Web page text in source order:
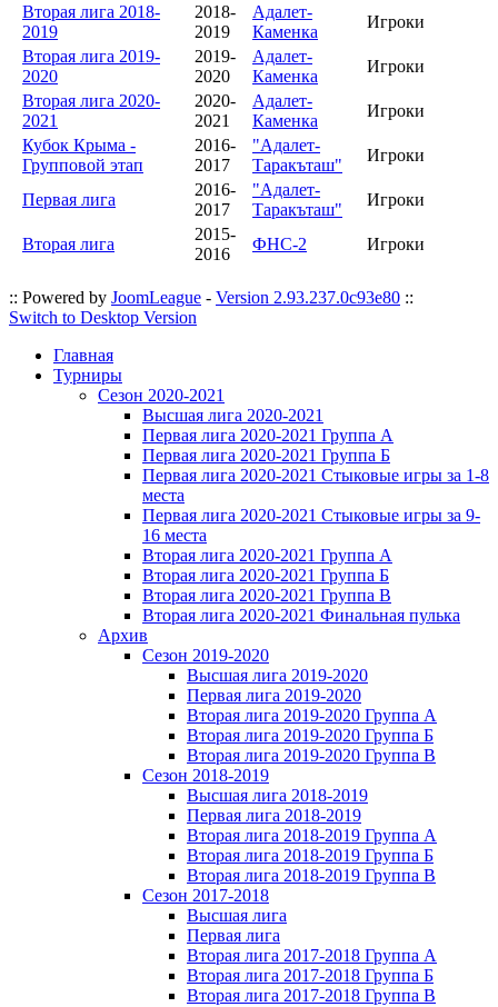
Вторая лига 2018-
2019
2018-
2019
Адалет-
Каменка
Игроки
Вторая лига 2019-
2020
2019-
2020
Адалет-
Каменка
Игроки
Вторая лига 2020-
2021
2020-
2021
Адалет-
Каменка
Игроки
Кубок Крыма -
Групповой этап
2016-
2017
"Адалет-
Таракъташ"
Игроки
Первая лига
2016-
2017
"Адалет-
Таракъташ"
Игроки
Вторая лига
2015-
2016
ФНС-2 Игроки
:: Powered by JoomLeague - Version 2.93.237.0c93e80 ::
Switch to Desktop Version
Главная
Турниры
Сезон 2020-2021
Высшая лига 2020-2021
Первая лига 2020-2021 Группа А
Первая лига 2020-2021 Группа Б
Первая лига 2020-2021 Стыковые игры за 1-8
места
Первая лига 2020-2021 Стыковые игры за 9-
16 места
Вторая лига 2020-2021 Группа А
Вторая лига 2020-2021 Группа Б
Вторая лига 2020-2021 Группа В
Вторая лига 2020-2021 Финальная пулька
Архив
Сезон 2019-2020
Высшая лига 2019-2020
Первая лига 2019-2020
Вторая лига 2019-2020 Группа А
Вторая лига 2019-2020 Группа Б
Вторая лига 2019-2020 Группа В
Сезон 2018-2019
Высшая лига 2018-2019
Первая лига 2018-2019
Вторая лига 2018-2019 Группа А
Вторая лига 2018-2019 Группа Б
Вторая лига 2018-2019 Группа В
Сезон 2017-2018
Высшая лига
Первая лига
Вторая лига 2017-2018 Группа А
Вторая лига 2017-2018 Группа Б
Вторая лига 2017-2018 Группа В